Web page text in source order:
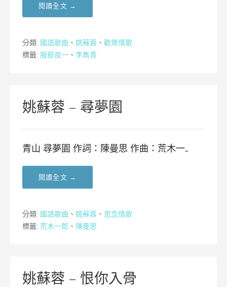
閱讀全文 →
分類: 國語歌曲 、 姚蘇蓉 、 歡樂情歌
標籤: 服部良一 、 李雋青
姚蘇蓉 – 尋夢園
青山 尋夢園 作詞：陳曼思 作曲：荒木一…
閱讀全文 →
分類: 國語歌曲 、 姚蘇蓉 、 思念情歌
標籤: 荒木一郎 、 陳曼思
姚蘇蓉 – 恨你入骨